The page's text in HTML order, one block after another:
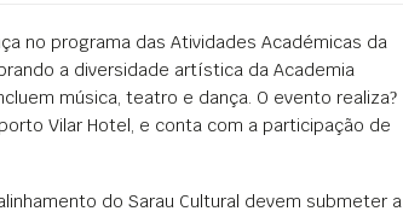
no programa das Atividades Académicas da
a diversidade artística da Academia
música, teatro e dança. O evento realiza?
Vilar Hotel, e conta com a participação de
do Sarau Cultural devem submeter a